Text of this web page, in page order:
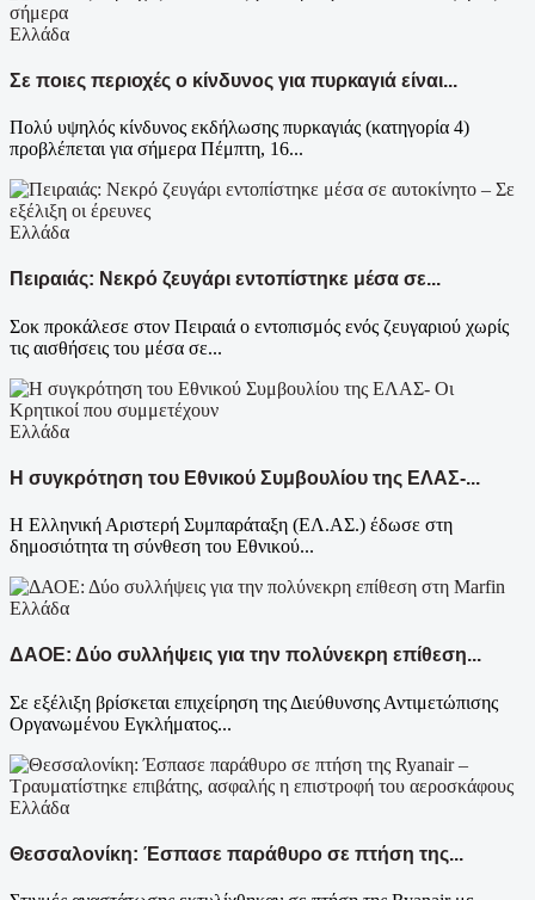
Ελλάδα
Σε ποιες περιοχές ο κίνδυνος για πυρκαγιά είναι...
Πολύ υψηλός κίνδυνος εκδήλωσης πυρκαγιάς (κατηγορία 4)
προβλέπεται για σήμερα Πέμπτη, 16...
Ελλάδα
Πειραιάς: Νεκρό ζευγάρι εντοπίστηκε μέσα σε...
Σοκ προκάλεσε στον Πειραιά ο εντοπισμός ενός ζευγαριού χωρίς
τις αισθήσεις του μέσα σε...
Ελλάδα
Η συγκρότηση του Εθνικού Συμβουλίου της ΕΛΑΣ-...
Η Ελληνική Αριστερή Συμπαράταξη (ΕΛ.ΑΣ.) έδωσε στη
δημοσιότητα τη σύνθεση του Εθνικού...
Ελλάδα
ΔΑΟΕ: Δύο συλλήψεις για την πολύνεκρη επίθεση...
Σε εξέλιξη βρίσκεται επιχείρηση της Διεύθυνσης Αντιμετώπισης
Οργανωμένου Εγκλήματος...
Ελλάδα
Θεσσαλονίκη: Έσπασε παράθυρο σε πτήση της...